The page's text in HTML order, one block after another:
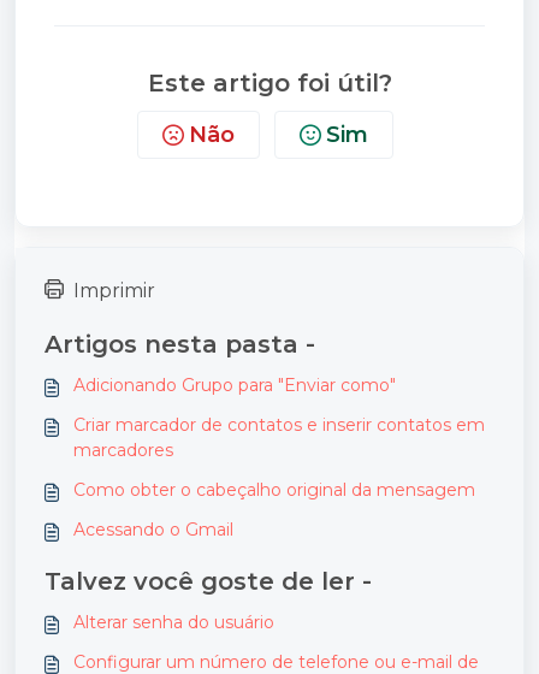
Este artigo foi útil?
Não Sim
Imprimir
Artigos nesta pasta -
Adicionando Grupo para "Enviar como"
Criar marcador de contatos e inserir contatos em
marcadores
Como obter o cabeçalho original da mensagem
Acessando o Gmail
Talvez você goste de ler -
Alterar senha do usuário
Configurar um número de telefone ou e-mail de